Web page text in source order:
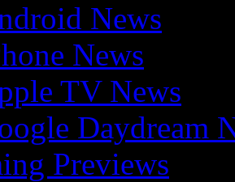
News
News
TV News
Daydream
Previews